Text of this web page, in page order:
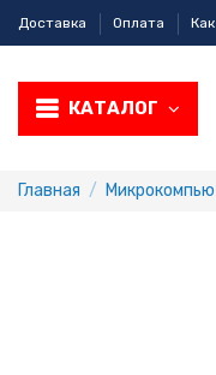
Доставка Оплата
КАТАЛОГ
Главная